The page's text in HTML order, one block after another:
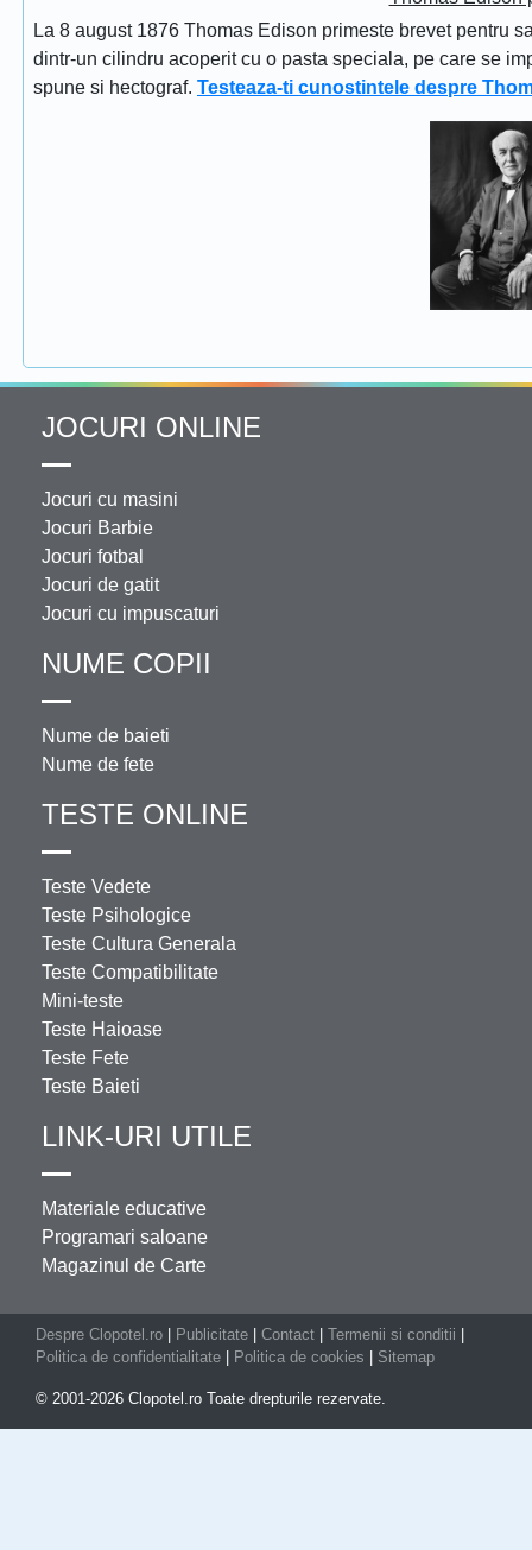
La 8 august 1876 Thomas Edison primeste brevet pentru
dintr-un cilindru acoperit cu o pasta speciala, pe care se
spune si hectograf. Testeaza-ti cunostintele despre
JOCURI ONLINE
Jocuri cu masini
Jocuri Barbie
Jocuri fotbal
Jocuri de gatit
Jocuri cu impuscaturi
NUME COPII
Nume de baieti
Nume de fete
TESTE ONLINE
Teste Vedete
Teste Psihologice
Teste Cultura Generala
Teste Compatibilitate
Mini-teste
Teste Haioase
Teste Fete
Teste Baieti
LINK-URI UTILE
Materiale educative
Programari saloane
Magazinul de Carte
Despre Clopotel.ro Publicitate Contact Termenii si conditii
Politica de confidentialitate
Politica de cookies Sitemap
© 2001-2026 Clopotel.ro Toate drepturile rezervate.